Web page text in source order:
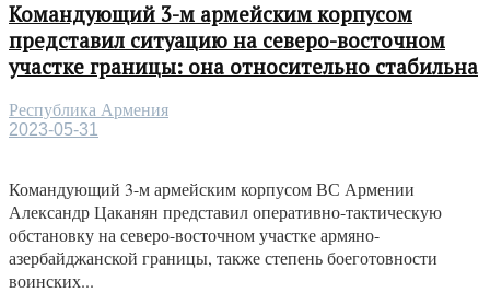
Командующий 3-м армейским корпусом
представил ситуацию на северо-восточном
участке границы: она относительно стабильна
Республика Армения
2023-05-31
Командующий 3-м армейским корпусом ВС Армении
Александр Цаканян представил оперативно-тактическую
обстановку на северо-восточном участке армяно-
азербайджанской границы, также степень боеготовности
воинских...